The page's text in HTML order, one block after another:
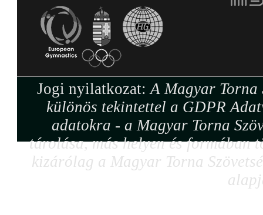
Jogi nyilatkozat:A Magyar Torna
különös tekintettel a GDPR
adatokra - a Magyar Torna
tárolása, más helyen és formában
kizárólag a Magyar Torna